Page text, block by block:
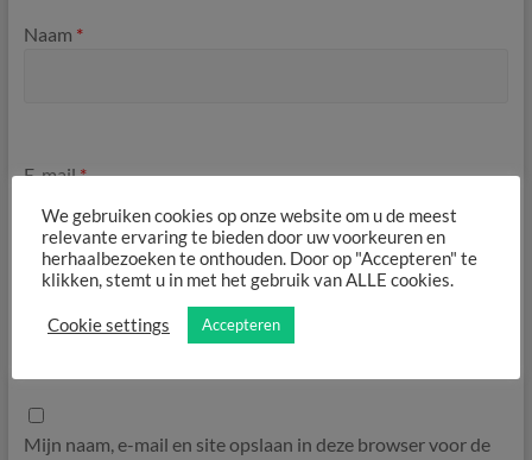
Naam *
E-mail*
Mijn naam, e-mail en site opslaan in deze browser voor de
We gebruiken cookies op onze website om u de meest
relevante ervaring te bieden door uw voorkeuren en
herhaalbezoeken te onthouden. Door op "Accepteren" te
klikken, stemt u in met het gebruik van ALLE cookies.
Cookie settings Accepteren